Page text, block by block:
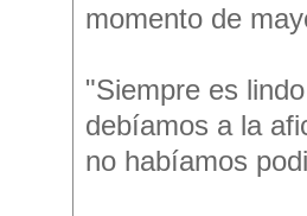
momento de
"Siempre es
debíamos a la
no habíamos